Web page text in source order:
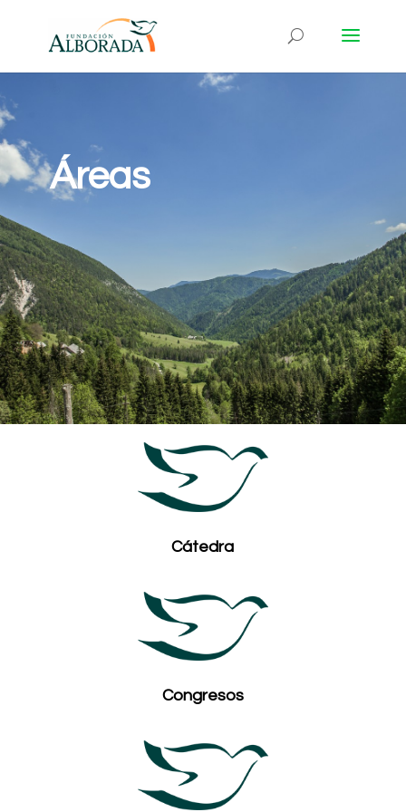
Áreas
Cátedra
Congresos